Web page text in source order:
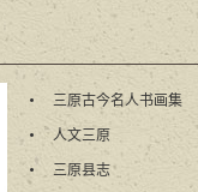
三原古今名人书画集
人文三原
三原县志